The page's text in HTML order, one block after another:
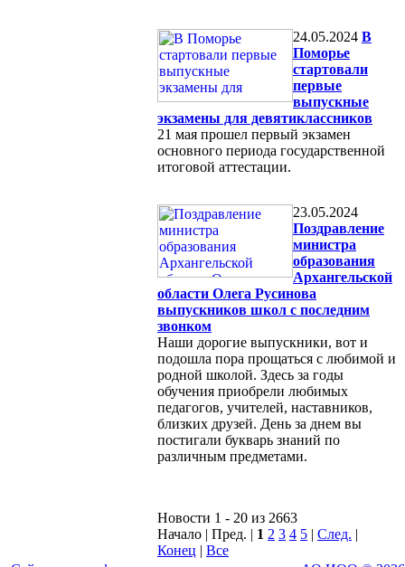
24.05.2024 В
Поморье
стартовали
первые
выпускные
экзамены для девятиклассников
21 мая прошел первый экзамен
основного периода государственной
итоговой аттестации.
23.05.2024
Поздравление
министра
образования
Архангельской
области Олега Русинова
выпускников школ с последним
звонком
Наши дорогие выпускники, вот и
подошла пора прощаться с любимой и
родной школой. Здесь за годы
обучения приобрели любимых
педагогов, учителей, наставников,
близких друзей. День за днем вы
постигали букварь знаний по
различным предметами.
Новости 1 - 20 из 2663
Начало | Пред. | 1 2 3 4 5 | След. |
Конец | Все